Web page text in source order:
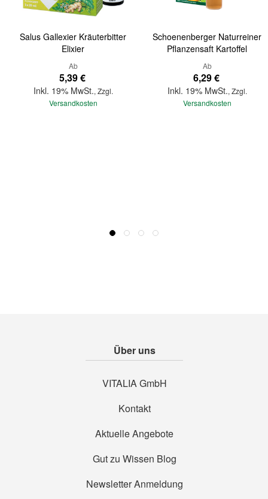
Salus Gallexier Kräuterbitter
Elixier
Ab
5,39 €
Inkl. 19% MwSt., Zzgl.
Versandkosten
Schoenenberger Naturreiner
Pflanzensaft Kartoffel
Ab
6,29 €
Inkl. 19% MwSt., Zzgl.
Versandkosten
Über uns
VITALIA GmbH
Kontakt
Aktuelle Angebote
Gut zu Wissen Blog
Newsletter Anmeldung